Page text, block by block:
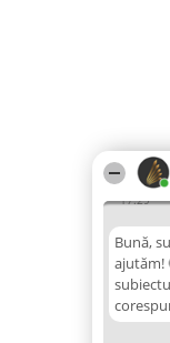
17:29
Bună,
ajutăm!